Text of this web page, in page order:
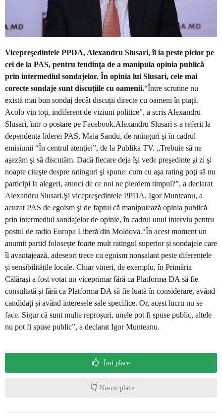
Vicepreşedintele PPDA, Alexandru Slusari, îi ia peste picior pe
cei de la PAS, pentru tendinţa de a manipula opinia publică
prin intermediul sondajelor. În opinia lui Slusari, cele mai
corecte sondaje sunt discuţiile cu oamenii.“Între scrutine nu
există mai bun sondaj decât discuții directe cu oameni în piață.
Acolo vin toți, indiferent de viziuni politice”, a scris Alexandru
Slusari, într-o postare pe Facebook.Alexandru Slusari s-a referit la
dependenţa liderei PAS, Maia Sandu, de ratinguri şi în cadrul
emisiunii “În centrul atenţiei”, de la Publika TV. „Trebuie să ne
aşezăm şi să discutăm. Dacă fiecare deja îşi vede preşedinte şi zi şi
noapte citeşte despre ratinguri şi spune: cum cu aşa rating poţi să nu
participi la alegeri, atunci de ce noi ne pierdem timpul?”, a declarat
Alexandru Slusari.Şi vicepreşedintele PPDA, Igor Munteanu, a
acuzat PAS de egoism şi de faptul că manipulează opinia publică
prin intermediul sondajelor de opinie, în cadrul unui interviu pentru
postul de radio Europa Liberă din Moldova.“În acest moment un
anumit partid folosește foarte mult ratingul superior și sondajele care
îl avantajează, adeseori trece cu egoism nonșalant peste diferențele
și sensibilitățile locale. Chiar vineri, de exemplu, în Primăria
Călărași a fost votat un viceprimar fără ca Platforma DA să fie
consultată și fără ca Platforma DA să fie luată în considerare, având
candidați și având interesele sale specifice. Or, acest lucru nu se
face. Sigur că sunt multe reproșuri, unele pot fi spuse public, altele
nu pot fi spuse public”, a declarat Igor Munteanu.
Îmi place
Nu-mi place